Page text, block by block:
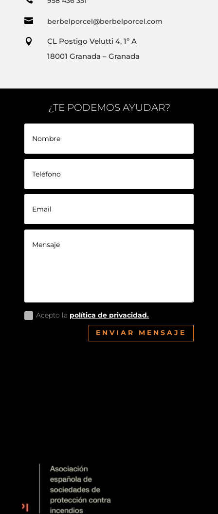
 berbelporcel@berbelporcel.com

CL Postigo Velutti 4, 1º A
18001 Granada – Granada
¿TE PODEMOS AYUDAR?
Acepto la política de privacidad.
ENVIAR MENSAJE